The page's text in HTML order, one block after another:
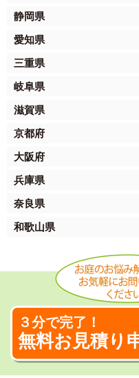
静岡県
愛知県
三重県
岐阜県
滋賀県
京都府
大阪府
兵庫県
奈良県
和歌山県
３分で完了！
無料お見積り